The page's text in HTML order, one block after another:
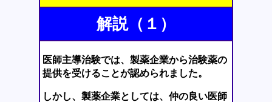
解説（１）
医師主導治験では、製薬企業から治験薬の
提供を受けることが認められました。
しかし、製薬企業としては、仲の良い医師